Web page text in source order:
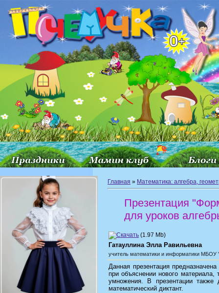
Главная » Математика: алгебра,
Презентация
для уроков
(1.97 Mb)
Гатауллина Элла Равильевна
учитель математики и информатики МБОУ
Данная презентация
при объяснении нового
умножения. В презентации
математический диктант.